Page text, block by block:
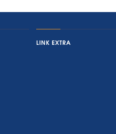
LINK EXTRA